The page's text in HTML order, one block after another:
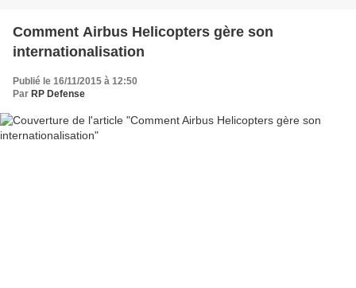
Comment Airbus Helicopters gère son
internationalisation
Publié le 16/11/2015 à 12:50
Par RP Defense